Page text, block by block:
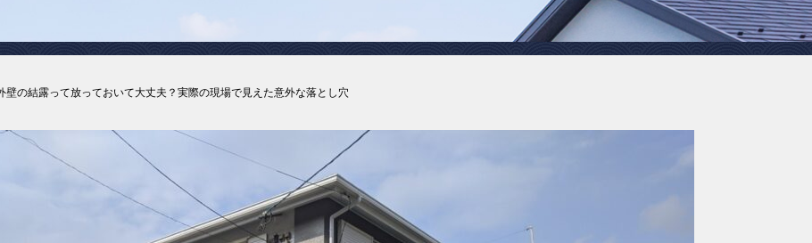
壁の結露って放っておいて大丈夫？実際の現場で見えた意外な落とし穴